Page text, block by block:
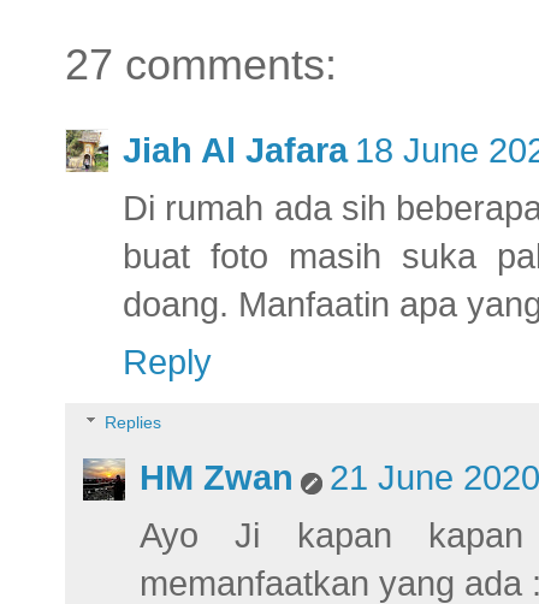
27 comments:
Jiah Al Jafara 18 June
Di rumah ada sih
buat foto masih suka
doang. Manfaatin apa
Reply
Replies
HM Zwan
21 June
Ayo Ji kapan
memanfaatkan yang ada